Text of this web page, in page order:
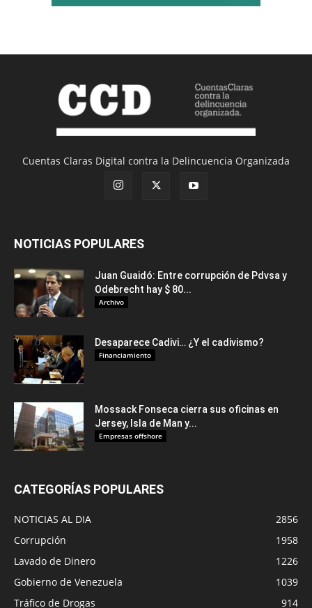
Cuentas Claras Digital contra la Delincuencia Organizada
NOTICIAS POPULARES
Juan Guaidó: Entre corrupción de Pdvsa y
Odebrecht hay $ 80...
Archivo
Desaparece Cadivi… ¿Y el cadivismo?
Financiamiento
Mossack Fonseca cierra sus oficinas en
Jersey, Isla de Man y...
Empresas offshore
CATEGORÍAS POPULARES
NOTICIAS AL DIA
2856
Corrupción
1958
Lavado de Dinero
1226
Gobierno de Venezuela
1039
Tráfico de Drogas
914